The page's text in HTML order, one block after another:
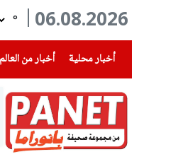
06.08.2026
°
أخبار محلية
(current) أخبار من العالم